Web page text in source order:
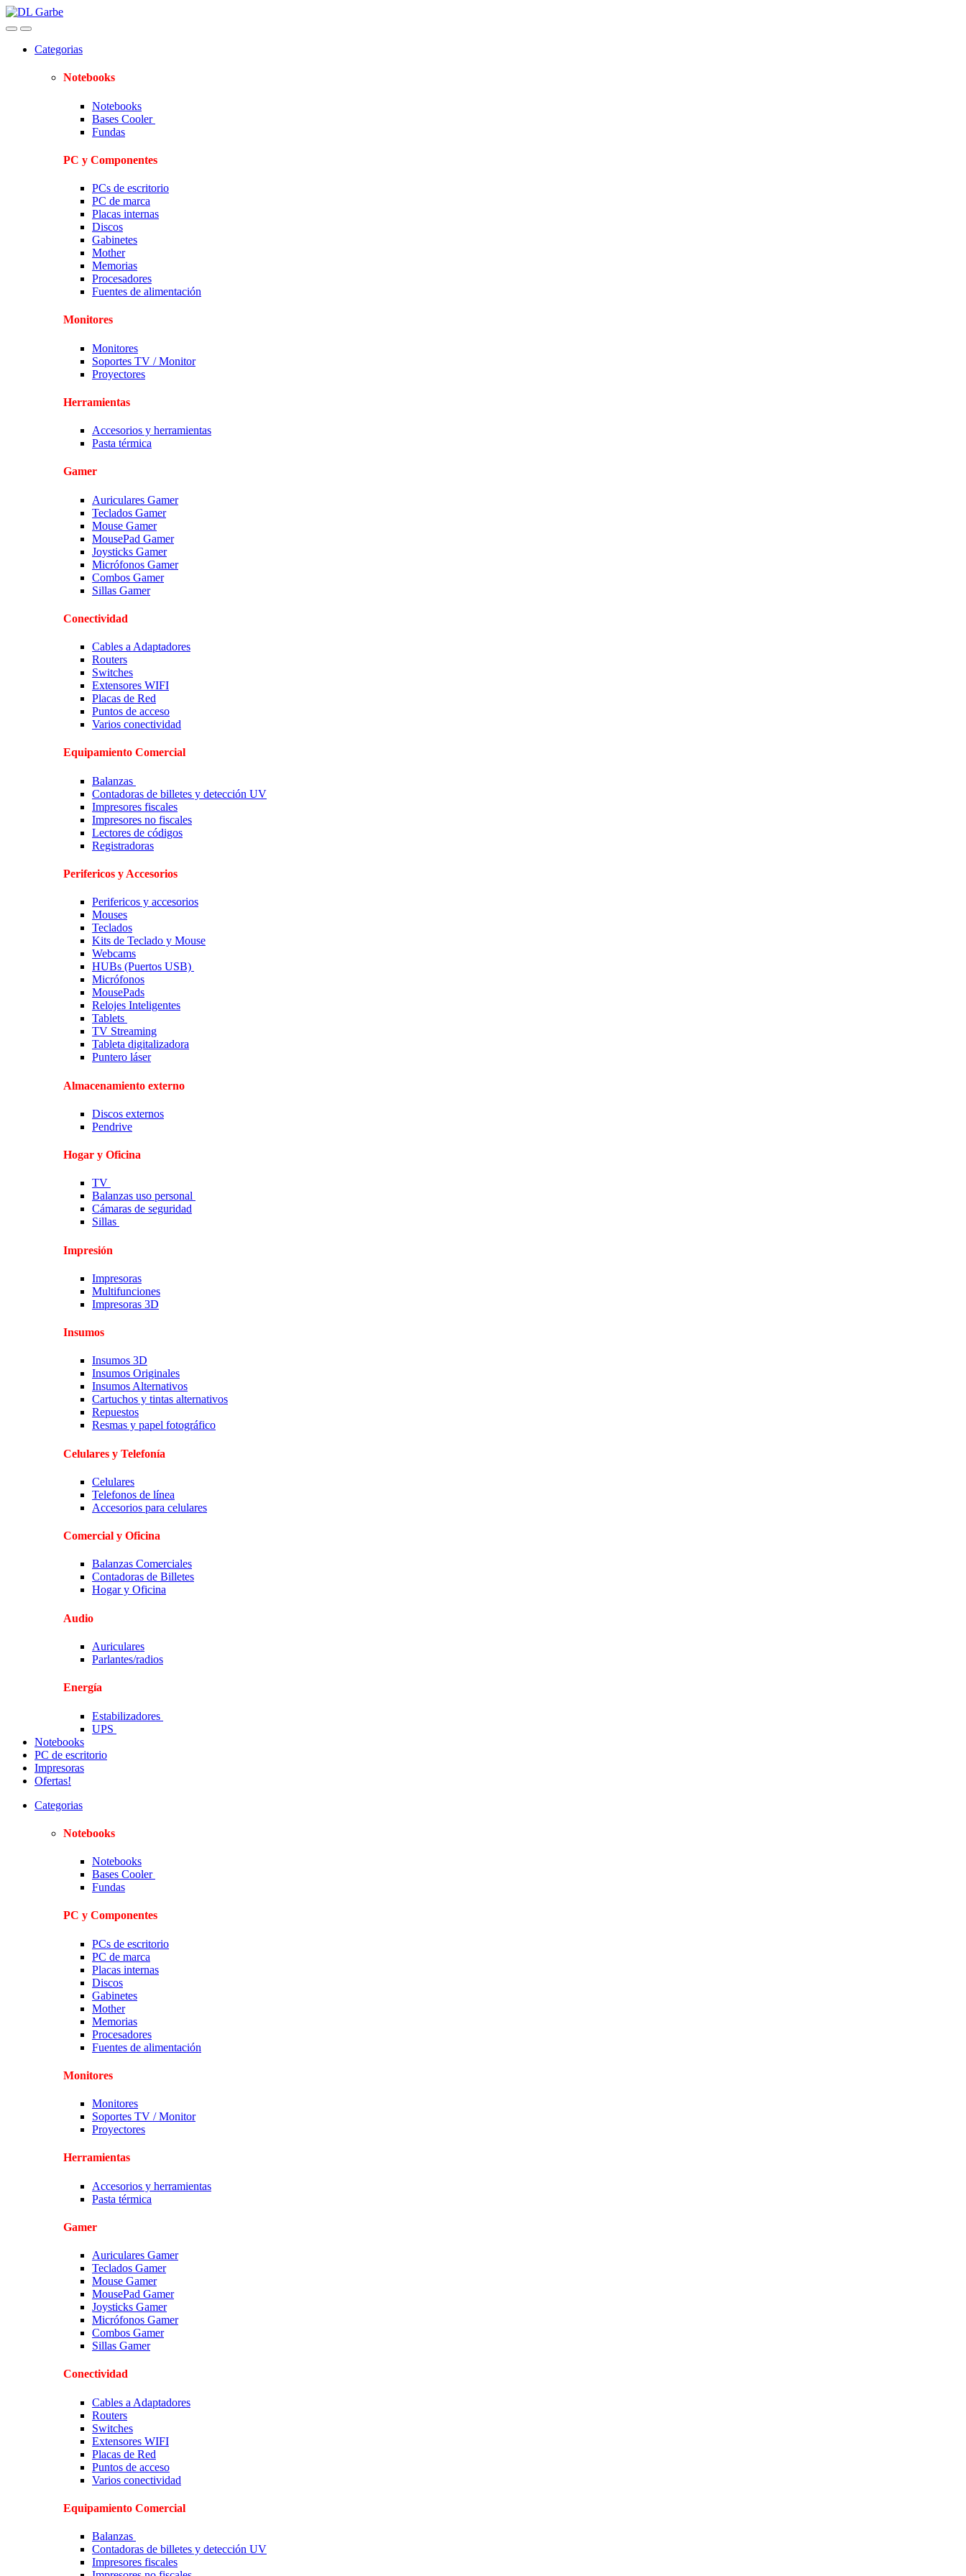
Skip
to
Skip
to
Categorias
Notebooks
Notebooks
Bases Cooler
Fundas
PC y Componentes
PCs de escritorio
PC de marca
Placas internas
Discos
Gabinetes
Mother
Memorias
Procesadores
Fuentes de alimentación
Monitores
Monitores
Soportes TV / Monitor
Proyectores
Herramientas
Accesorios y herramientas
Pasta térmica
Gamer
Auriculares Gamer
Teclados Gamer
Mouse Gamer
MousePad Gamer
Joysticks Gamer
Micrófonos Gamer
Combos Gamer
Sillas Gamer
Conectividad
Cables a Adaptadores
Routers
Switches
Extensores WIFI
Placas de Red
Puntos de acceso
Varios conectividad
Equipamiento Comercial
Balanzas
Contadoras de billetes y detección UV
Impresores fiscales
Impresores no fiscales
Lectores de códigos
Registradoras
Perifericos y Accesorios
Perifericos y accesorios
Mouses
Teclados
Kits de Teclado y Mouse
Webcams
HUBs (Puertos USB)
Micrófonos
MousePads
Relojes Inteligentes
Tablets
TV Streaming
Tableta digitalizadora
Puntero láser
Almacenamiento externo
Discos externos
Pendrive
Hogar y Oficina
TV
Balanzas uso personal
Cámaras de seguridad
Sillas
Impresión
Impresoras
Multifunciones
Impresoras 3D
Insumos
Insumos 3D
Insumos Originales
Insumos Alternativos
Cartuchos y tintas alternativos
Repuestos
Resmas y papel fotográfico
Celulares y Telefonía
Celulares
Telefonos de línea
Accesorios para celulares
Comercial y Oficina
Balanzas Comerciales
Contadoras de Billetes
Hogar y Oficina
Audio
Auriculares
Parlantes/radios
Energía
Estabilizadores
UPS
Notebooks
PC de escritorio
Impresoras
Ofertas!
Categorias
Notebooks
Notebooks
Bases Cooler
Fundas
PC y Componentes
PCs de escritorio
PC de marca
Placas internas
Discos
Gabinetes
Mother
Memorias
Procesadores
Fuentes de alimentación
Monitores
Monitores
Soportes TV / Monitor
Proyectores
Herramientas
Accesorios y herramientas
Pasta térmica
Gamer
Auriculares Gamer
Teclados Gamer
Mouse Gamer
MousePad Gamer
Joysticks Gamer
Micrófonos Gamer
Combos Gamer
Sillas Gamer
Conectividad
Cables a Adaptadores
Routers
Switches
Extensores WIFI
Placas de Red
Puntos de acceso
Varios conectividad
Equipamiento Comercial
Balanzas
Contadoras de billetes y detección UV
Impresores fiscales